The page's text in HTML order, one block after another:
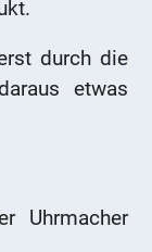
durch die
etwas
Uhrmacher